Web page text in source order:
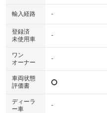
輸入経路 -
登録済
未使用車
-
ワン
オーナー
-
車両状態
評価書
ディーラ
ー車
-